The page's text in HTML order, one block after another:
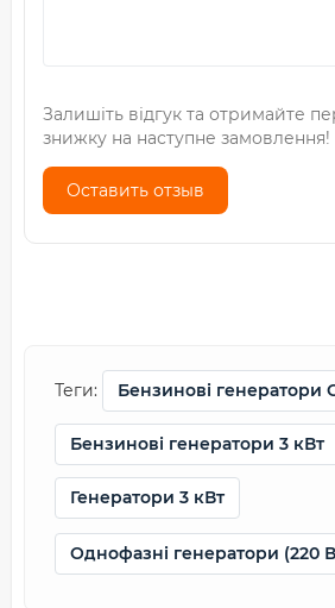
Залишіть відгук та отримайте
знижку на наступне замовлення!
Оставить отзыв
Теги: Бензинові генератори
Бензинові генератори 3 кВт
Генератори 3 кВт
Однофазні генератори (220